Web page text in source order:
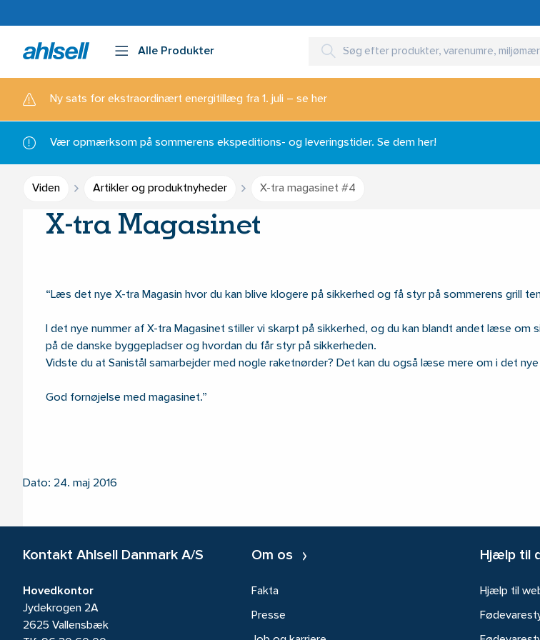
Alle Produkter
Ny sats for ekstraordinært energitillæg fra 1. juli – se her
Vær opmærksom på sommerens ekspeditions- og leveringstider. Se dem her!
Viden Artikler og produktnyheder X-tra magasinet #4
X-tra Magasinet
Læs det nye X-tra Magasin hvor du kan blive klogere på sikkerhed og få styr på sommerens grill
I det nye nummer af X-tra Magasinet stiller vi skarpt på sikkerhed, og du kan blandt andet læse om
på de danske byggepladser og hvordan du får styr på sikkerheden.
Vidste du at Sanistål samarbejder med nogle raketnørder? Det kan du også læse mere om i det nye
God fornøjelse med magasinet.
Dato: 24. maj 2016
Kontakt Ahlsell Danmark A/S
Hovedkontor
Jydekrogen 2A
2625 Vallensbæk
Om os
Fakta
Presse
Hjælp til
Hjælp til